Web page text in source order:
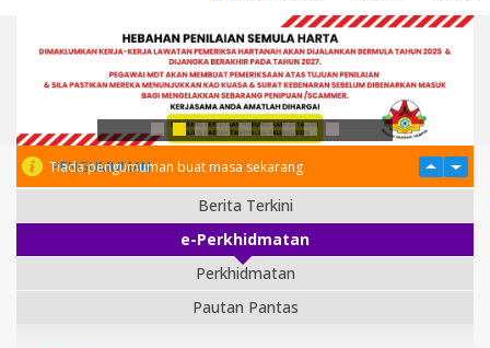
PENGUMUMAN
Tiada pengumuman buat masa sekarang
Berita Terkini
e-Perkhidmatan
Perkhidmatan
Pautan Pantas